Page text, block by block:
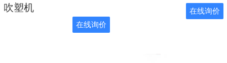
吹塑机
在线询价
在线询价